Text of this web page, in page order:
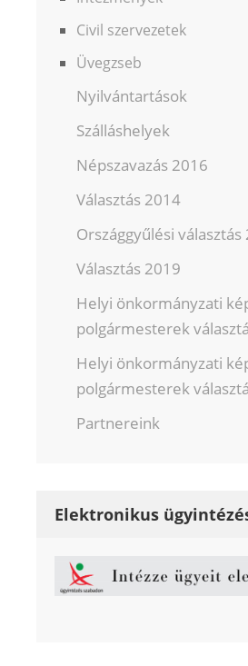
Civil szervezetek
Üvegzseb
Nyilvántartások
Szálláshelyek
Népszavazás 2016
Választás 2014
Országgyűlési választás
Választás 2019
Helyi önkormányzati
polgármesterek
Helyi önkormányzati
polgármesterek
Partnereink
Elektronikus